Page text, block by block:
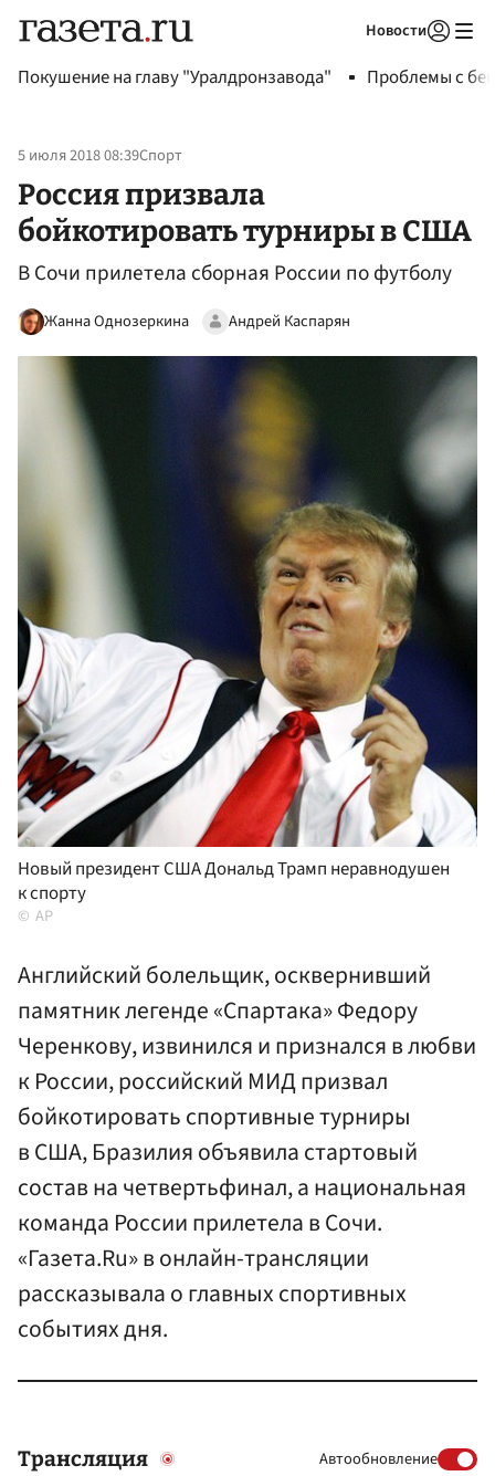
Новости
Покушение на главу "Уралдронзавода" Проблемы с
5 июля 2018 08:39Спорт
Россия призвала
бойкотировать турниры в США
В Сочи прилетела сборная России по футболу
Жанна Однозеркина Андрей Каспарян
Новый президент США Дональд Трамп неравнодушен
к спорту
AP
Английский болельщик, осквернивший
памятник легенде «Спартака» Федору
Черенкову, извинился и признался в любви
к России, российский МИД призвал
бойкотировать спортивные турниры
в США, Бразилия объявила стартовый
состав на четвертьфинал, а национальная
команда России прилетела в Сочи.
«Газета.Ru» в онлайн-трансляции
рассказывала о главных спортивных
событиях дня.
Трансляция Автообновление